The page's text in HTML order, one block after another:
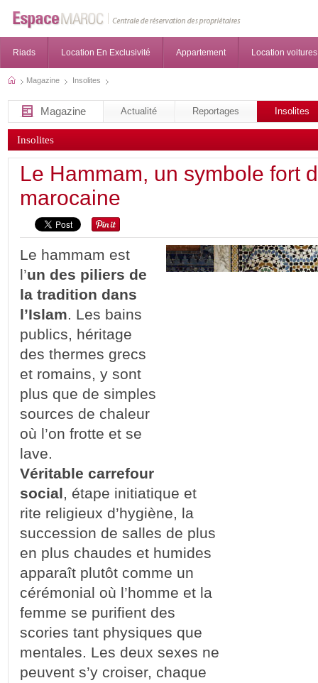
Riads Location En Exclusivité Appartement Location voitures
Magazine Insolites
Magazine Actualité Reportages Insolites
Insolites
Le Hammam, un symbole fort
marocaine
Le hammam est
l’un des piliers de
la tradition dans
l’Islam. Les bains
publics, héritage
des thermes grecs
et romains, y sont
plus que de simples
sources de chaleur
où l’on frotte et se
lave.
Véritable carrefour
social, étape initiatique et
rite religieux d’hygiène, la
succession de salles de plus
en plus chaudes et humides
apparaît plutôt comme un
cérémonial où l’homme et la
femme se purifient des
scories tant physiques que
mentales. Les deux sexes ne
peuvent s’y croiser, chaque